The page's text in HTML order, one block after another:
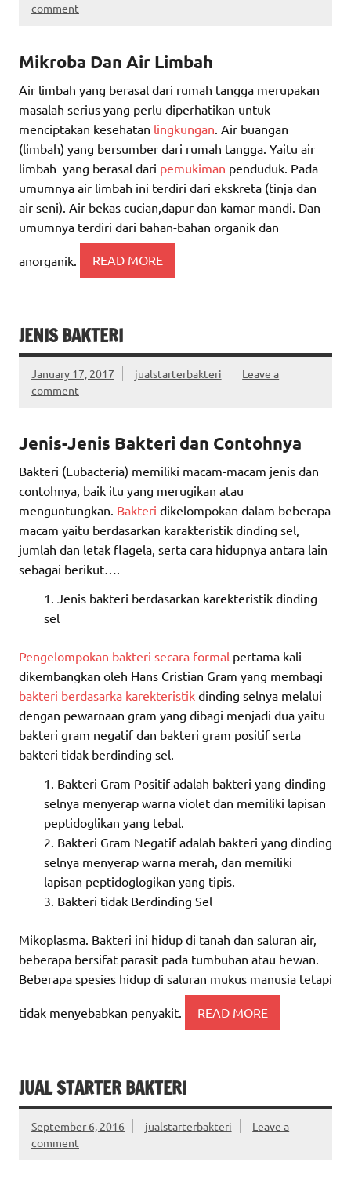
comment
Mikroba Dan Air Limbah
Air limbah yang berasal dari rumah tangga merupakan
masalah serius yang perlu diperhatikan untuk
menciptakan kesehatan lingkungan . Air buangan
(limbah) yang bersumber dari rumah tangga. Yaitu air
limbah yang berasal dari pemukiman penduduk. Pada
umumnya air limbah ini terdiri dari ekskreta (tinja dan
air seni). Air bekas cucian,dapur dan kamar mandi. Dan
umumnya terdiri dari bahan-bahan organik dan
anorganik. READ MORE
JENIS BAKTERI
January 17, 2017 jualstarterbakteri
Leave a
comment
Jenis-Jenis Bakteri dan Contohnya
Bakteri (Eubacteria) memiliki macam-macam jenis dan
contohnya, baik itu yang merugikan atau
menguntungkan. Bakteri dikelompokan dalam beberapa
macam yaitu berdasarkan karakteristik dinding sel,
jumlah dan letak flagela, serta cara hidupnya antara lain
sebagai berikut….
Jenis bakteri berdasarkan karekteristik dinding
sel
Pengelompokan bakteri secara formal pertama kali
dikembangkan oleh Hans Cristian Gram yang membagi
bakteri berdasarka karekteristik dinding selnya melalui
dengan pewarnaan gram yang dibagi menjadi dua yaitu
bakteri gram negatif dan bakteri gram positif serta
bakteri tidak berdinding sel.
Bakteri Gram Positif adalah bakteri yang dinding
selnya menyerap warna violet dan memiliki lapisan
peptidoglikan yang tebal.
Bakteri Gram Negatif adalah bakteri yang dinding
selnya menyerap warna merah, dan memiliki
lapisan peptidoglogikan yang tipis.
Bakteri tidak Berdinding Sel
Mikoplasma. Bakteri ini hidup di tanah dan saluran air,
beberapa bersifat parasit pada tumbuhan atau hewan.
Beberapa spesies hidup di saluran mukus manusia tetapi
tidak menyebabkan penyakit. READ MORE
JUAL STARTER BAKTERI
September 6, 2016 jualstarterbakteri
Leave a
comment